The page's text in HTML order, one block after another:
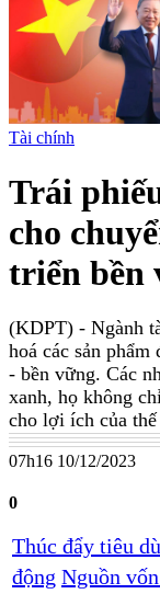
Tài chính
Trái
cho
triển bền
(KDPT) - Ngành
hoá các sản
- bền vững. Các
xanh, họ không
cho lợi ích của
07h16 10/12/2023
0
Thúc đẩy tiêu
động Nguồn